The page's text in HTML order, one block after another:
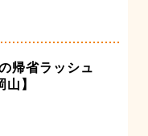
帰省ラッシュ
】